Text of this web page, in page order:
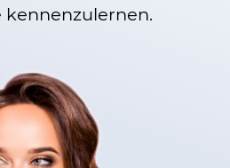
kennenzulernen.